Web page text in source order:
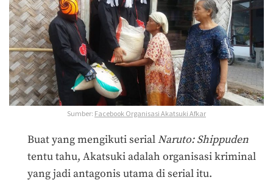
Sumber: Facebook Organisasi Akatsuki Afkar
Buat yang mengikuti serialNaruto: Shippuden
tentu tahu, Akatsuki adalah organisasi kriminal
yang jadi antagonis utama di serial itu.